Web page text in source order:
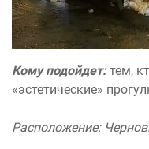
Кому подойдет:тем,
«эстетические»
Расположение: